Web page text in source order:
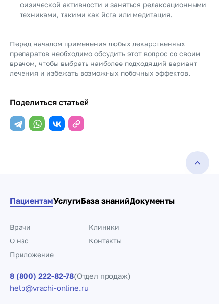
физической активности и заняться релаксационными
техниками, такими как йога или медитация.
Перед началом применения любых лекарственных
препаратов необходимо обсудить этот вопрос со своим
врачом, чтобы выбрать наиболее подходящий вариант
лечения и избежать возможных побочных эффектов.
Поделиться статьей
ПациентамУслугиБаза знанийДокументы
Врачи
Клиники
О нас
Контакты
Приложение
8 (800) 222-82-78(Отдел продаж)
help@vrachi-online.ru